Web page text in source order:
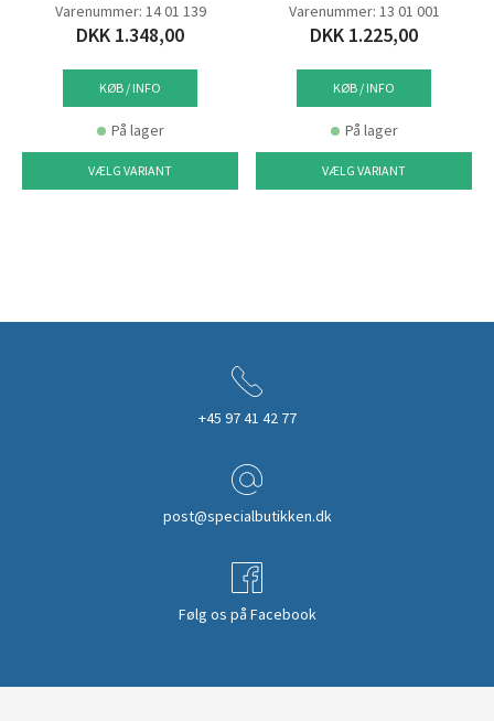
Varenummer: 14 01 139
DKK 1.348,00
KØB / INFO
På lager
VÆLG VARIANT
Varenummer: 13 01 001
DKK 1.225,00
KØB / INFO
På lager
VÆLG VARIANT
+45 97 41 42 77
post@specialbutikken.dk
Følg os på Facebook